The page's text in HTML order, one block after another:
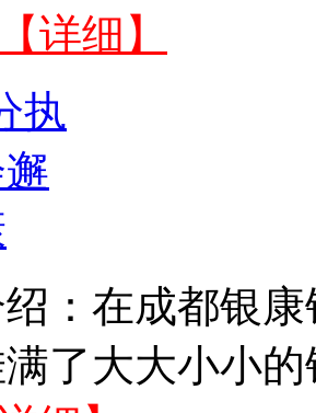
【详细】
：在成都银
了大大小小